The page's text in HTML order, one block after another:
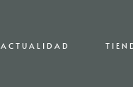
ACTUALIDAD